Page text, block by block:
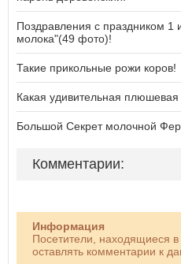
Поздравления с праздником
молока"(49 фото)!
Такие прикольные рожи коров!
Какая удивительная
Большой Секрет молочной
Комментарии:
Информация
Посетители, находящиеся в
оставлять комментарии к